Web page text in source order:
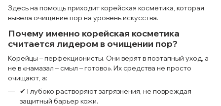
Здесь на помощь приходит корейская косметика, которая
вывела очищение пор на уровень искусства.
Почему именно корейская косметика
считается лидером в очищении пор?
Корейцы – перфекционисты. Они верят в поэтапный уход, а
не в «намазал – смыл – готово». Их средства не просто
очищают, а:
✔ Глубоко растворяют загрязнения, не повреждая
защитный барьер кожи.